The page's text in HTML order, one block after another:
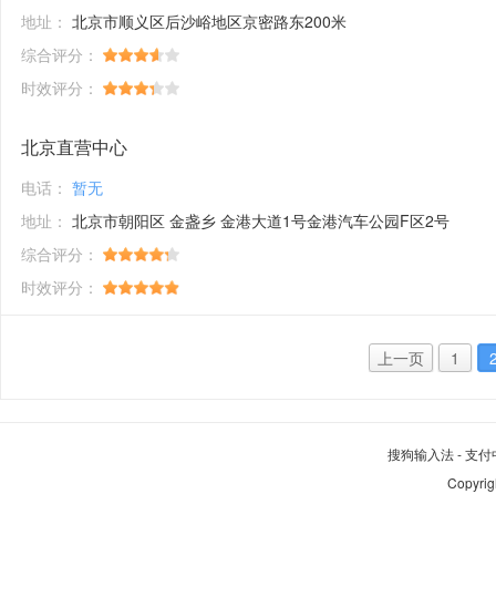
地址： 北京市顺义区后沙峪地区京密路东200米
综合评分：
时效评分：
北京直营中心
电话： 暂无
地址： 北京市朝阳区 金盏乡 金港大道1号金港汽车公园F区2号
综合评分：
时效评分：
上一页 1
搜狗输入法-支付